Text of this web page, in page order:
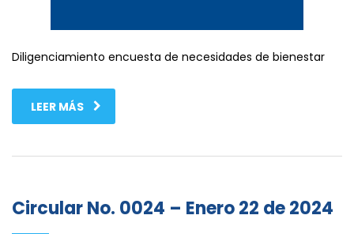
Diligenciamiento encuesta de necesidades de bienestar
LEER MÁS
Circular No. 0024 – Enero 22 de 2024